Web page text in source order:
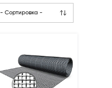
- Сортировка -